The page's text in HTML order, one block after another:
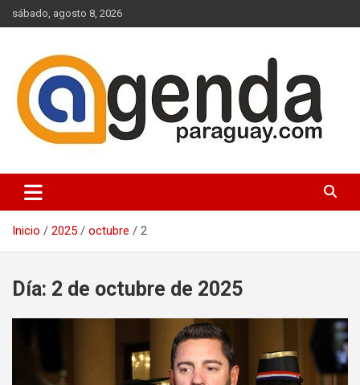
Saltar
al
sábado, agosto 8, 2026
Agenda Paraguay
Inicio 2025 octubre 2
Día: 2 de octubre de 2025